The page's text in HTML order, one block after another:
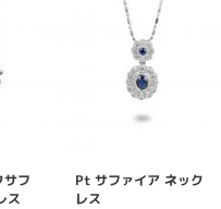
フ
ス
Pt サファイア ネック
レス